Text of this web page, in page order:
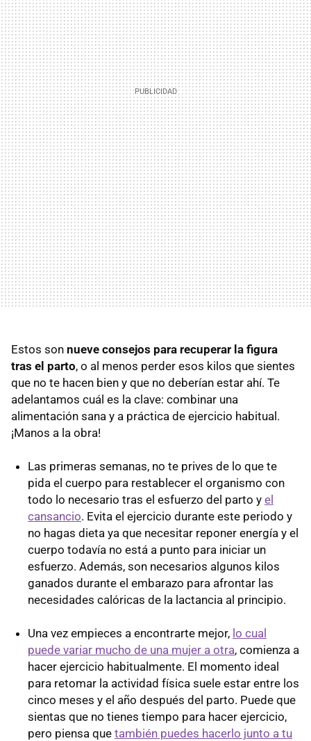
Estos son nueve consejos para recuperar la figura
tras el parto, o al menos perder esos kilos que sientes
que no te hacen bien y que no deberían estar ahí. Te
adelantamos cuál es la clave: combinar una
alimentación sana y a práctica de ejercicio habitual.
¡Manos a la obra!
Las primeras semanas, no te prives de lo que te
pida el cuerpo para restablecer el organismo con
todo lo necesario tras el esfuerzo del parto y el
cansancio. Evita el ejercicio durante este periodo y
no hagas dieta ya que necesitar reponer energía y el
cuerpo todavía no está a punto para iniciar un
esfuerzo. Además, son necesarios algunos kilos
ganados durante el embarazo para afrontar las
necesidades calóricas de la lactancia al principio.
Una vez empieces a encontrarte mejor, lo cual
puede variar mucho de una mujer a otra, comienza a
hacer ejercicio habitualmente. El momento ideal
para retomar la actividad física suele estar entre los
cinco meses y el año después del parto. Puede que
sientas que no tienes tiempo para hacer ejercicio,
pero piensa que también puedes hacerlo junto a tu